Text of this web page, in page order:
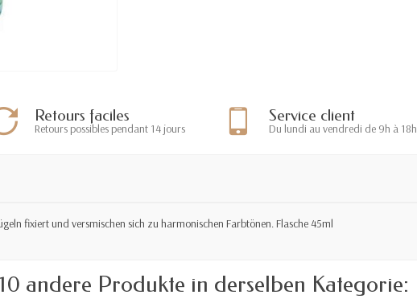
Retours faciles
Retours possibles pendant 14 jours
Service client
Du lundi au vendredi de 9h à 18h
fixiert und versmischen sich zu harmonischen Farbtönen. Flasche 45ml
10 andere Produkte in derselben Kategorie: